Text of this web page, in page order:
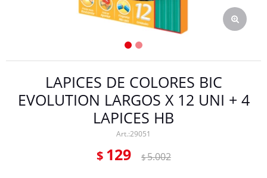
LAPICES DE COLORES BIC
EVOLUTION LARGOS X 12 UNI + 4
LAPICES HB
29051
$ 129 $5.002